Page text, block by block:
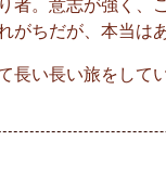
者。意志が強く、
がちだが、本当は
長い長い旅をして